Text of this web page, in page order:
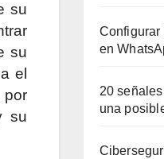
su
su
el
por
su
Configurar
en
20
una